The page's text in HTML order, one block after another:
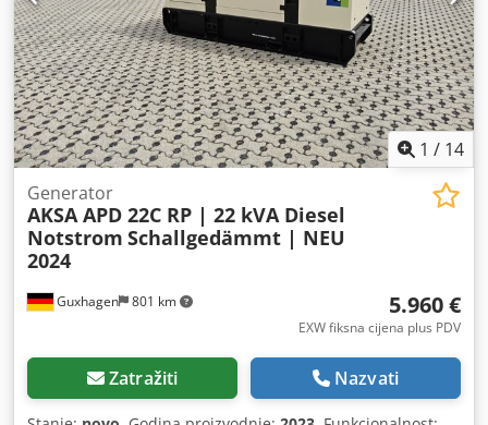
1 / 14
Guxhagen 801 km
Generator
AKSA APD 22C RP | 22 kVA Diesel
Notstrom Schallgedämmt | NEU
2024
5.960 €
EXW fiksna cijena plus PDV
Zatražiti Nazvati